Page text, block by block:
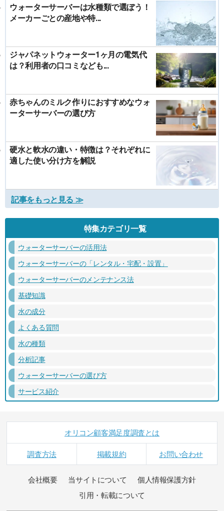
ウォーターサーバーは水種類で選ぼう！
メーカーごとの産地や特...
ジャパネットウォーター1ヶ月の電気代
は？利用者の口コミなども...
赤ちゃんのミルク作りにおすすめなウォ
ーターサーバーの選び方
硬水と軟水の違い・特徴は？それぞれに
適した使い分け方を解説
記事をもっと見る ≫
特集カテゴリ一覧
ウォーターサーバーの活用法
ウォーターサーバーの「レンタル・宅配・設置」
ウォーターサーバーのメンテナンス法
基礎知識
水の成分
よくある質問
水の種類
分析記事
ウォーターサーバーの選び方
サービス紹介
オリコン顧客満足度調査とは
調査方法 掲載規約 お問い合わせ
会社概要 当サイトについて
個人情報保護方針
引用・転載について